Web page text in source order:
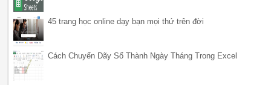
45 trang học online dạy bạn mọi thứ trên đời
Cách Chuyển Dãy Số Thành Ngày Tháng Trong Excel